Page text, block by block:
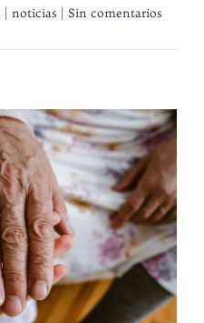
noticias
Sin comentarios